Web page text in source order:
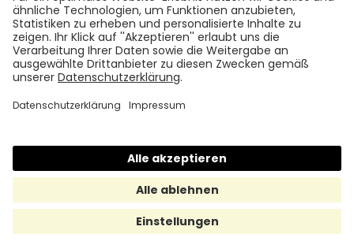
Über uns
Presse
Karriere
Rechtliches
Datenschutz